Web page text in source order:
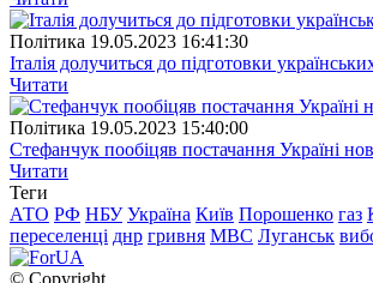
Полiтика 19.05.2023 16:41:30
Італія долучиться до підготовки
Читати
Полiтика 19.05.2023 15:40:00
Стефанчук пообіцяв постачання Україні
Читати
Теги
АТО РФ НБУ Україна Київ Порошенко газ
переселенці днр гривня МВС Луганськ
© Copyright